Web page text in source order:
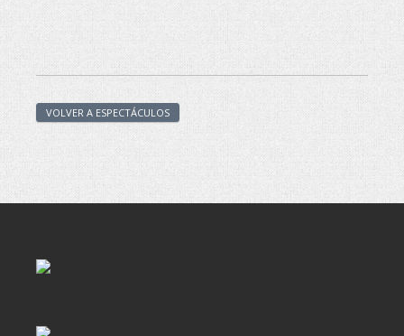
VOLVER A ESPECTÁCULOS